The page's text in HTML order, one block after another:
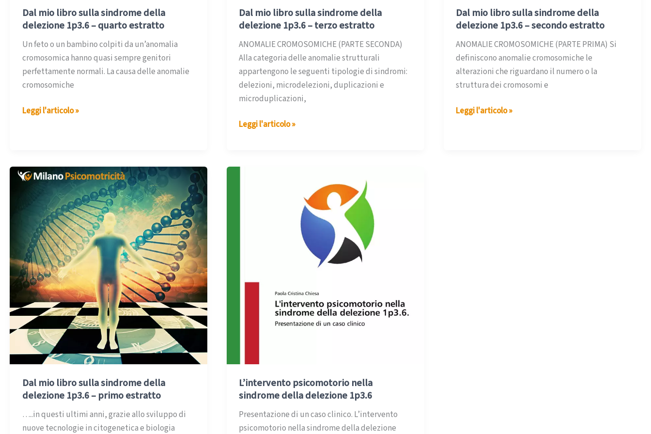
Dal mio libro sulla sindrome della
delezione 1p3.6 – quarto estratto
Un feto o un bambino colpiti da un’anomalia
cromosomica hanno quasi sempre genitori
perfettamente normali. La causa delle anomalie
cromosomiche
Dal
sindrome
della
delezione
quarto
estratto
Leggi l'articolo »
Dal mio libro sulla sindrome della
delezione 1p3.6 – terzo estratto
ANOMALIE CROMOSOMICHE (PARTE SECONDA)
Alla categoria delle anomalie strutturali
appartengono le seguenti tipologie di sindromi:
delezioni, microdelezioni, duplicazioni e
microduplicazioni,
Dal
sulla
Leggi l'articolo »
Dal mio libro sulla sindrome della
delezione 1p3.6 – secondo estratto
ANOMALIE CROMOSOMICHE (PARTE PRIMA) Si
definiscono anomalie cromosomiche le
alterazioni che riguardano il numero o la
struttura dei cromosomi e
Dal
Leggi l'articolo »
Dal mio libro sulla sindrome della
delezione 1p3.6 – primo estratto
…..in questi ultimi anni, grazie allo sviluppo di
nuove tecnologie in citogenetica e biologia
L’intervento psicomotorio nella
sindrome della delezione 1p3.6
Presentazione di un caso clinico. L’intervento
psicomotorio nella sindrome della delezione